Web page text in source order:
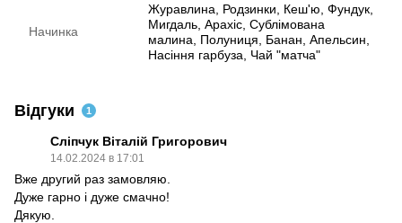
Начинка
Журавлина, Родзинки, Кеш'ю, Фундук,
Мигдаль, Арахіс, Сублімована
малина, Полуниця, Банан, Апельсин,
Насіння гарбуза, Чай "матча"
Відгуки 1
Сліпчук Віталій Григорович
14.02.2024 в 17:01
Вже другий раз замовляю.
Дуже гарно і дуже смачно!
Дякую.